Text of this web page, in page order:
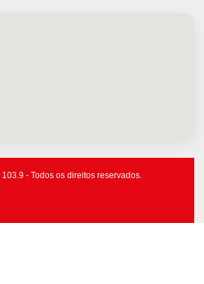
- Todos os direitos reservados.